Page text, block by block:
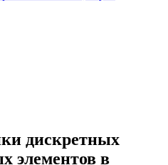
дискретных
элементов в